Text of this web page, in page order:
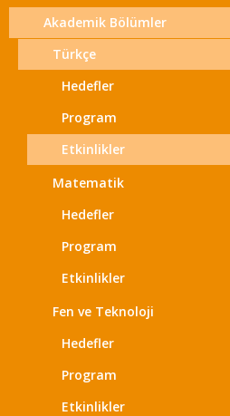
Akademik Bölümler
Türkçe
Hedefler
Program
Etkinlikler
Matematik
Hedefler
Program
Etkinlikler
Fen ve Teknoloji
Hedefler
Program
Etkinlikler